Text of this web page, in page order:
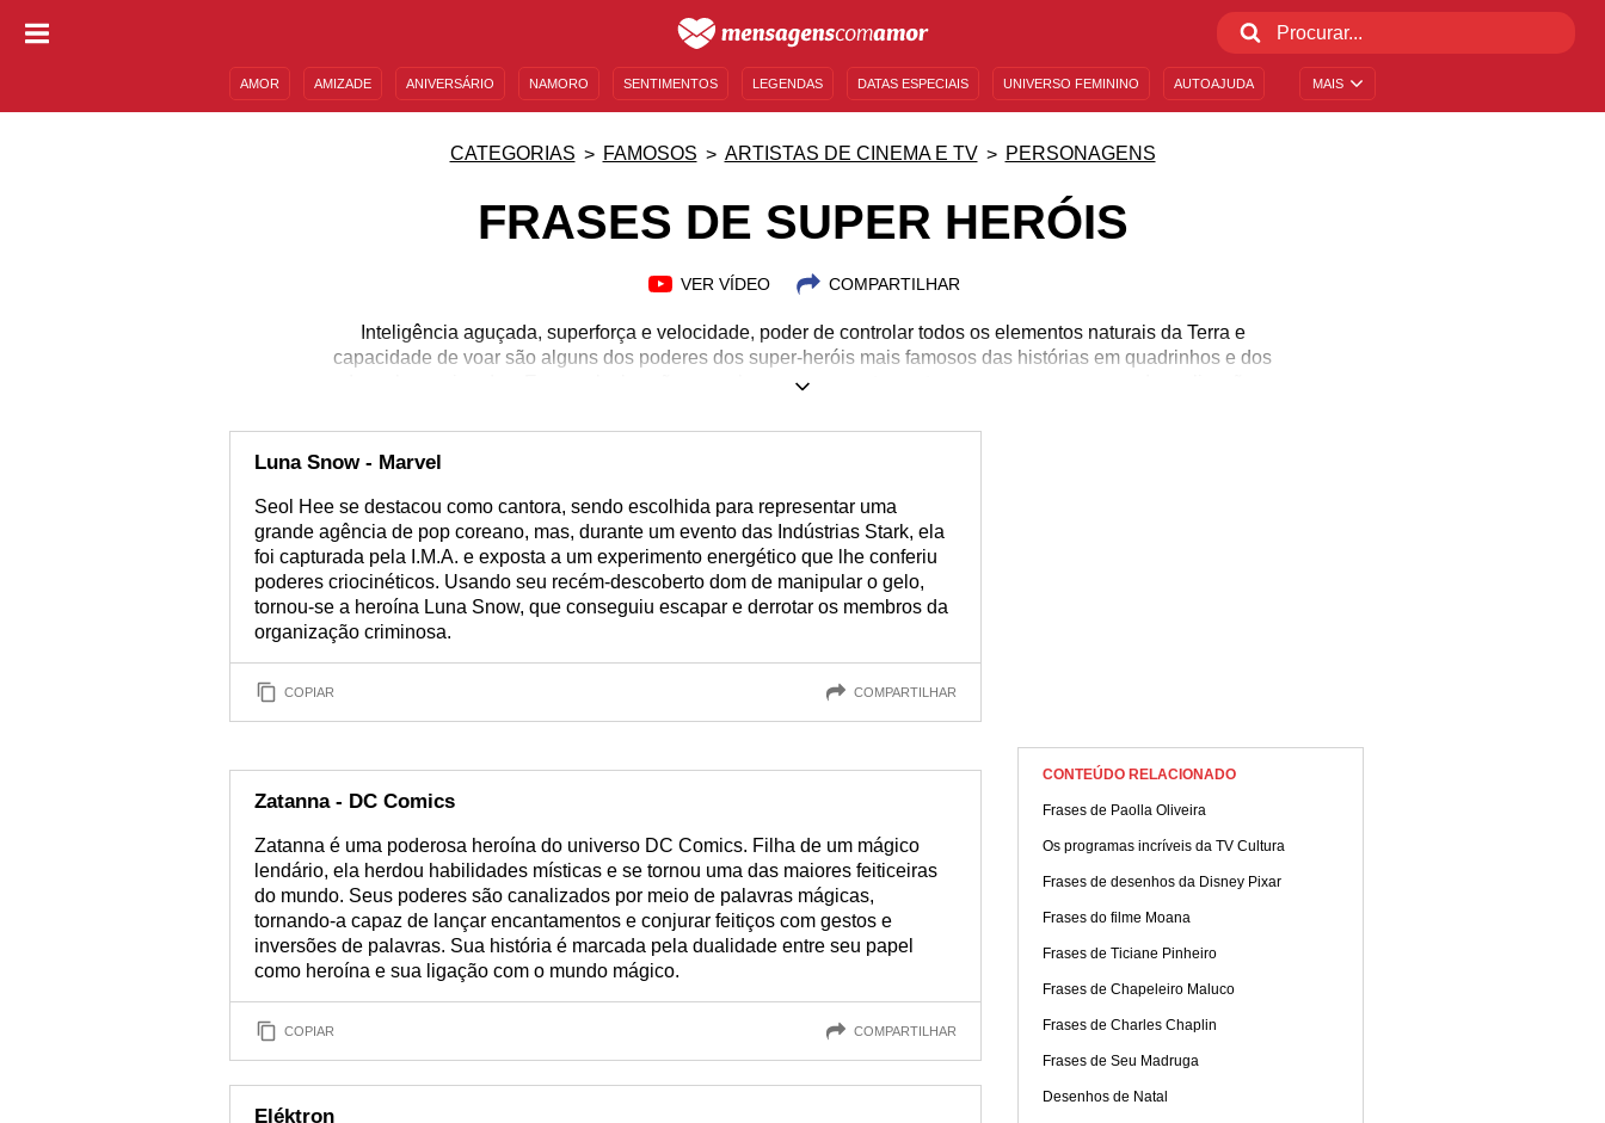
MAIS
AMOR AMIZADE ANIVERSÁRIO NAMORO SENTIMENTOS LEGENDAS DATAS ESPECIAIS UNIVERSO FEMININO AUTOAJUDA
CATEGORIAS FAMOSOS ARTISTAS DE CINEMA E TV PERSONAGENS
FRASES DE SUPER HERÓIS
VER VÍDEO COMPARTILHAR
Inteligência aguçada, superforça e velocidade, poder de controlar todos os elementos naturais da Terra e
capacidade de voar são alguns dos poderes dos super-heróis mais famosos das histórias em quadrinhos e dos
desenhos animados. Em geral, eles são seres humanos supostamente comuns, mas capazes de realizações
se popularizaram no início de 1929 e desde então fazem parte da infância de milhões de pessoas. Qual é o seu
herói predileto? Quer matar a saudade deles? Confira os melhores e mais poderosos super-heróis do mundo.
Luna Snow - Marvel
Seol Hee se destacou como cantora, sendo escolhida para representar uma
grande agência de pop coreano, mas, durante um evento das Indústrias Stark, ela
foi capturada pela I.M.A. e exposta a um experimento energético que lhe conferiu
poderes criocinéticos. Usando seu recém-descoberto dom de manipular o gelo,
tornou-se a heroína Luna Snow, que conseguiu escapar e derrotar os membros da
organização criminosa.
COPIAR COMPARTILHAR
Zatanna - DC Comics
Zatanna é uma poderosa heroína do universo DC Comics. Filha de um mágico
lendário, ela herdou habilidades místicas e se tornou uma das maiores feiticeiras
do mundo. Seus poderes são canalizados por meio de palavras mágicas,
tornando-a capaz de lançar encantamentos e conjurar feitiços com gestos e
inversões de palavras. Sua história é marcada pela dualidade entre seu papel
como heroína e sua ligação com o mundo mágico.
COPIAR COMPARTILHAR
Eléktron
CONTEÚDO RELACIONADO
Frases de Paolla Oliveira
Os programas incríveis da TV Cultura
Frases de desenhos da Disney Pixar
Frases do filme Moana
Frases de Ticiane Pinheiro
Frases de Chapeleiro Maluco
Frases de Charles Chaplin
Frases de Seu Madruga
Desenhos de Natal